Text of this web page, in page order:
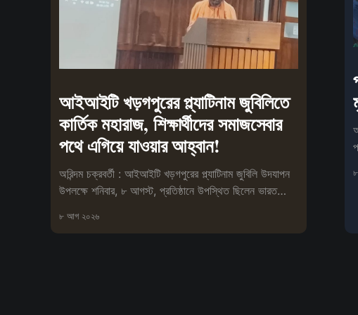
আইআইটি খড়গপুরের প্ল্যাটিনাম জুবিলিতে
কার্তিক মহারাজ, শিক্ষার্থীদের সমাজসেবার
পথে এগিয়ে যাওয়ার আহ্বান!
অরিন্দম চক্রবর্তী : আইআইটি খড়গপুরের প্ল্যাটিনাম জুবিলি উদযাপন
উপলক্ষে শনিবার, ৮ আগস্ট, প্রতিষ্ঠানে উপস্থিত ছিলেন ভারত
৮ আগ ২০২৬